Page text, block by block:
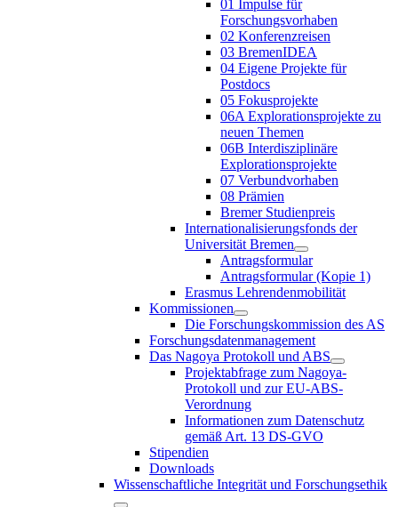
01 Impulse für
Forschungsvorhaben
02 Konferenzreisen
03 BremenIDEA
04 Eigene Projekte für
Postdocs
05 Fokusprojekte
06A Explorationsprojekte zu
neuen Themen
06B Interdisziplinäre
Explorationsprojekte
07 Verbundvorhaben
08 Prämien
Bremer Studienpreis
Internationalisierungsfonds der
Universität Bremen
Antragsformular
Antragsformular (Kopie 1)
Erasmus Lehrendenmobilität
Kommissionen
Die Forschungskommission des AS
Forschungsdatenmanagement
Das Nagoya Protokoll und ABS
Projektabfrage zum Nagoya-
Protokoll und zur EU-ABS-
Verordnung
Informationen zum Datenschutz
gemäß Art. 13 DS-GVO
Stipendien
Downloads
Wissenschaftliche Integrität und Forschungsethik